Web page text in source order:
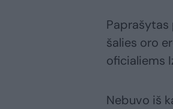
šalies oro
oficialiems
Nebuvo iš